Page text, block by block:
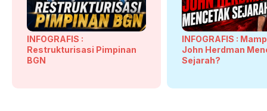
INFOGRAFIS :
Restrukturisasi Pimpinan
BGN
INFOGRAFIS :
John Herdman
Sejarah?